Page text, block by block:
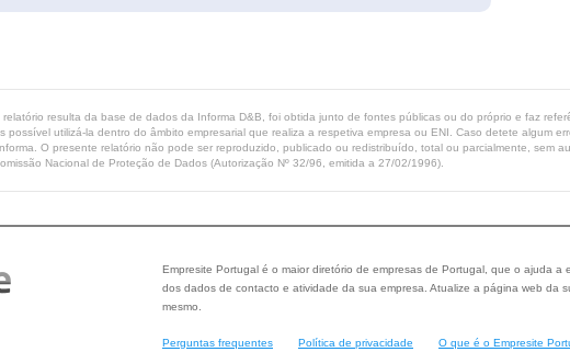
resulta da base de dados da Informa D&B, foi obtida junto de fontes públicas ou do próprio e faz
possível utilizá-la dentro do âmbito empresarial que realiza a respetiva empresa ou ENI. Caso detete algum
O presente relatório não pode ser reproduzido, publicado ou redistribuído, total ou parcialmente, sem
Nacional de Proteção de Dados (Autorização Nº 32/96, emitida a 27/02/1996).
Empresite Portugal é o maior diretório de empresas de Portugal, que o ajuda
dos dados de contacto e atividade da sua empresa. Atualize a página web da
mesmo.
Perguntas frequentes Política de privacidade O que é o Empresite